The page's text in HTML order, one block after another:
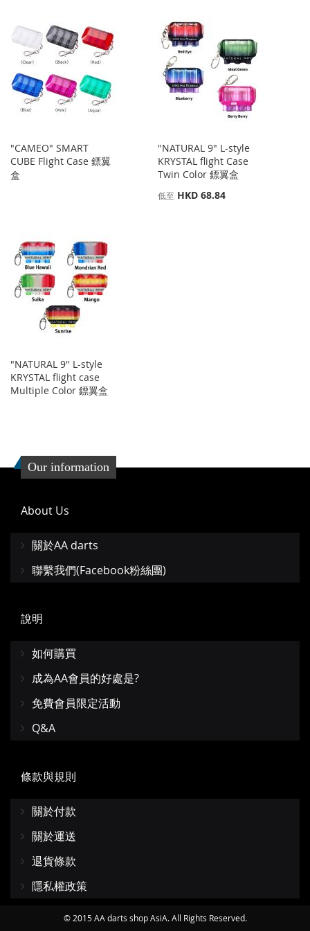
"CAMEO" SMART
CUBE Flight Case 鏢翼
盒
"NATURAL 9" L-style
KRYSTAL flight Case
Twin Color 鏢翼盒
低至 HKD 68.84
"NATURAL 9" L-style
KRYSTAL flight case
Multiple Color 鏢翼盒
Our information
About Us
關於AA darts
聯繫我們(Facebook粉絲團)
說明
如何購買
成為AA會員的好處是?
免費會員限定活動
Q&A
條款與規則
關於付款
關於運送
退貨條款
隱私權政策
© 2015 AA darts shop AsiA. All Rights Reserved.